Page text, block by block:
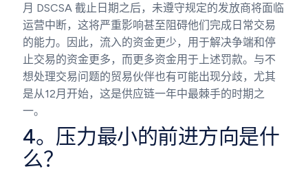
月 DSCSA 截止日期之后，未遵守规定的发放商将面临
运营中断，这将严重影响甚至阻碍他们完成日常交易
的能力。因此，流入的资金更少，用于解决争端和停
止交易的资金更多，而更多资金用于上述罚款。与不
想处理交易问题的贸易伙伴也有可能出现分歧，尤其
是从12月开始，这是供应链一年中最棘手的时期之
一。
4。压力最小的前进方向是什
么？